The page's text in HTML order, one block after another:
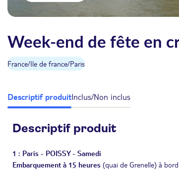
Week-end de fête en
France/Ile de france/Paris
Descriptif produitInclus/Non inclus
Descriptif produit
1 : Paris - POISSY - Samedi
Embarquement à 15 heures (quai de Grenelle) à